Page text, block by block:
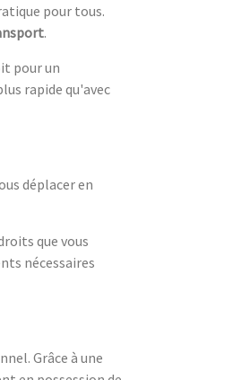
pour tous.
.
pour un
rapide qu'avec
déplacer en
que vous
nécessaires
Grâce à une